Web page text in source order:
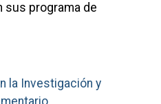
sus programa de
la Investigación y